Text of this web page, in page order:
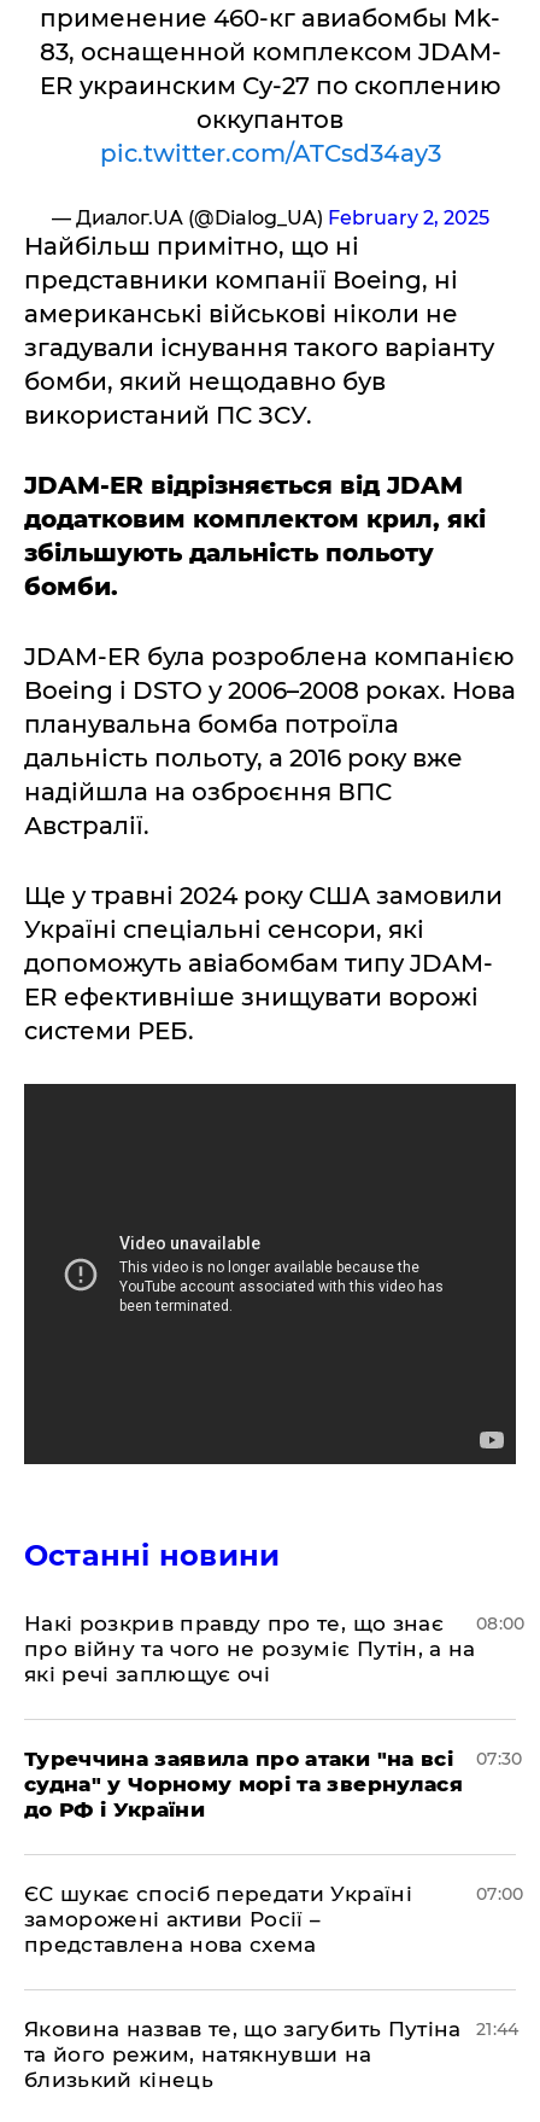
применение 460-кг авиабомбы Mk-
83, оснащенной комплексом JDAM-
ER украинским Су-27 по скоплению
оккупантов
pic.twitter.com/ATCsd34ay3
— Диалог.UA (@Dialog_UA) February 2, 2025
Найбільш примітно, що ні
представники компанії Boeing, ні
американські військові ніколи не
згадували існування такого варіанту
бомби, який нещодавно був
використаний ПС ЗСУ.
JDAM-ER відрізняється від JDAM
додатковим комплектом крил, які
збільшують дальність польоту
бомби.
JDAM-ER була розроблена компанією
Boeing і DSTO у 2006–2008 роках. Нова
планувальна бомба потроїла
дальність польоту, а 2016 року вже
надійшла на озброєння ВПС
Австралії.
Ще у травні 2024 року США замовили
Україні спеціальні сенсори, які
допоможуть авіабомбам типу JDAM-
ER ефективніше знищувати ворожі
системи РЕБ.
Останні новини
Накі розкрив правду про те, що знає
про війну та чого не розуміє Путін, а на
які речі заплющує очі
08:00
Туреччина заявила про атаки "на всі
судна" у Чорному морі та звернулася
до РФ і України
07:30
ЄС шукає спосіб передати Україні
заморожені активи Росії –
представлена ​​нова схема
07:00
Яковина назвав те, що загубить Путіна
та його режим, натякнувши на
близький кінець
21:44